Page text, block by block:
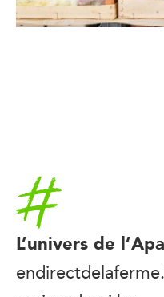
Accueil
L’univers de